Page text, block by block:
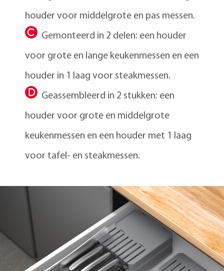
houder voor middelgrote en pas messen.
Gemonteerd in 2 delen: een houder
voor grote en lange keukenmessen en een
houder in 1 laag voor steakmessen.
Geassembleerd in 2 stukken: een
houder voor grote en middelgrote
keukenmessen en een houder met 1 laag
voor tafel- en steakmessen.